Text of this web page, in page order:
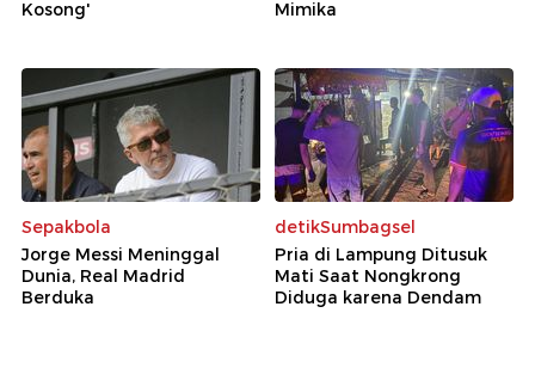
Kosong'
Mimika
Sepakbola
Jorge Messi Meninggal
Dunia, Real Madrid
Berduka
detikSumbagsel
Pria di Lampung Ditusuk
Mati Saat Nongkrong
Diduga karena Dendam